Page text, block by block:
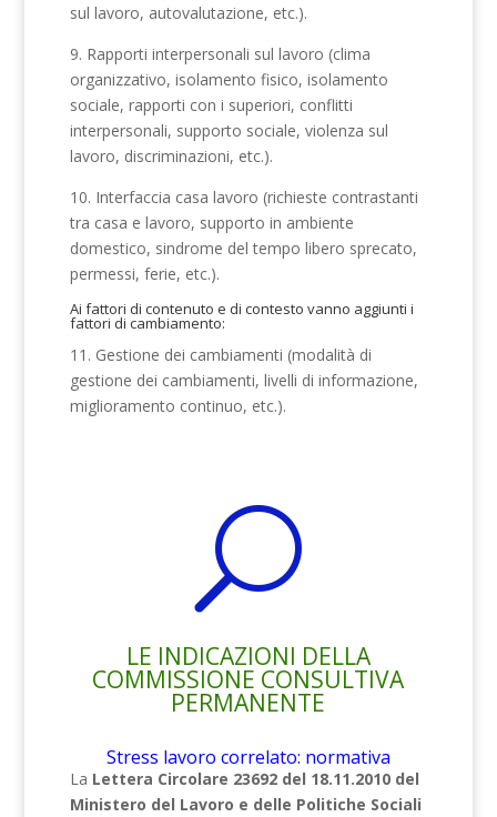
sul lavoro, autovalutazione, etc.).
9. Rapporti interpersonali sul lavoro (clima
organizzativo, isolamento fisico, isolamento
sociale, rapporti con i superiori, conflitti
interpersonali, supporto sociale, violenza sul
lavoro, discriminazioni, etc.).
10. Interfaccia casa lavoro (richieste contrastanti
tra casa e lavoro, supporto in ambiente
domestico, sindrome del tempo libero sprecato,
permessi, ferie, etc.).
Ai fattori di contenuto e di contesto vanno aggiunti i
fattori di cambiamento:
11. Gestione dei cambiamenti (modalità di
gestione dei cambiamenti, livelli di informazione,
miglioramento continuo, etc.).
U
LE INDICAZIONI DELLA
COMMISSIONE CONSULTIVA
PERMANENTE
Stress lavoro correlato: normativa
La Lettera Circolare 23692 del 18.11.2010 del
Ministero del Lavoro e delle Politiche Sociali